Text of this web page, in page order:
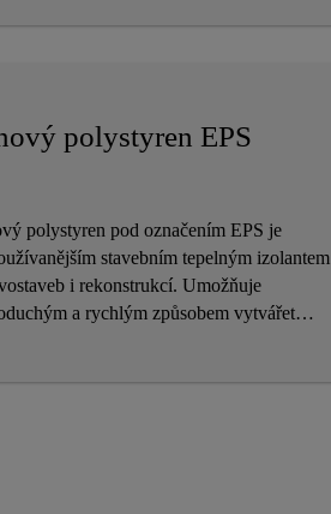
polystyren EPS
polystyren pod označením EPS je
stavebním tepelným izolantem
i rekonstrukcí. Umožňuje
a rychlým způsobem vytvářet